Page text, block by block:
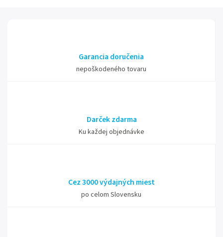
Garancia doručenia
nepoškodeného tovaru
Darček zdarma
Ku každej objednávke
Cez 3000 výdajných miest
po celom Slovensku